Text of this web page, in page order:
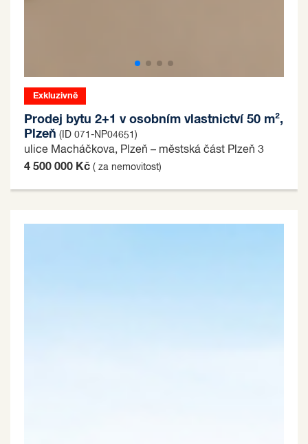
Exkluzivně
Prodej bytu 2+1 v osobním vlastnictví 50 m²,
Plzeň (ID 071-NP04651)
ulice Macháčkova, Plzeň – městská část Plzeň 3
4 500 000 Kč ( za nemovitost)